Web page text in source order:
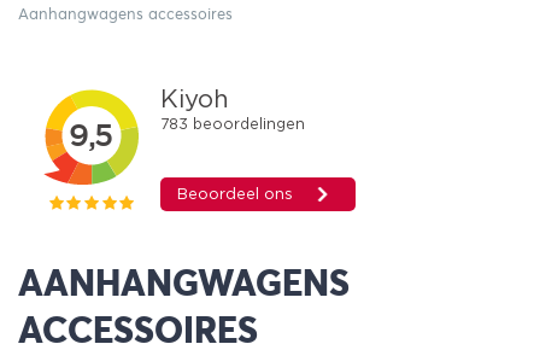
Aanhangwagens accessoires
AANHANGWAGENS
ACCESSOIRES